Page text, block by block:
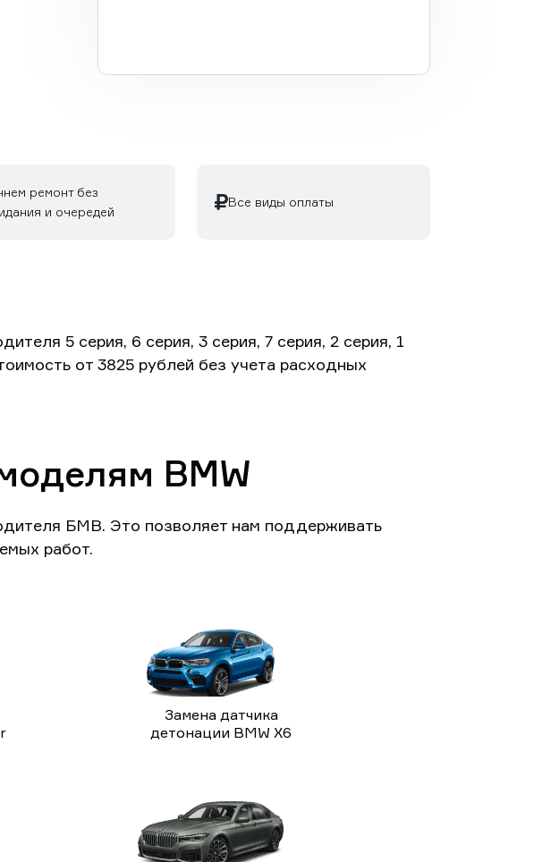
ремонт без
и очередей
Все виды оплаты
5 серия, 6 серия, 3 серия, 7 серия, 2 серия, 1
от 3825 рублей без учета расходных
BMW
БМВ. Это позволяет нам поддерживать
работ.
Замена датчика
детонации BMW X6